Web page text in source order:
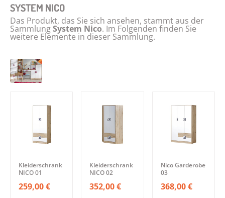
SYSTEM NICO
Das Produkt, das Sie sich ansehen, stammt aus der
SammlungSystem Nico. Im Folgenden finden Sie
weitere Elemente in dieser Sammlung.
Kleiderschrank
NICO 01
259,00 €
Kleiderschrank
NICO 02
352,00 €
Nico Garderobe
03
368,00 €